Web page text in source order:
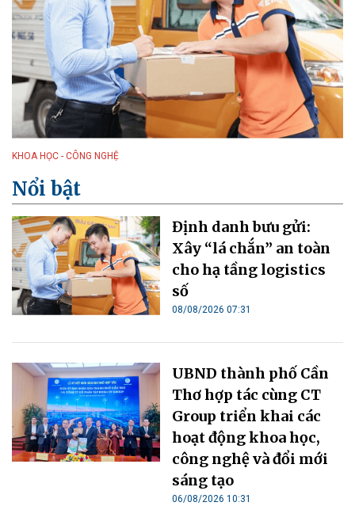
KHOA HỌC - CÔNG NGHỆ
Nổi bật
Định danh bưu gửi:
Xây “lá chắn” an toàn
cho hạ tầng logistics
số
08/08/2026 07:31
UBND thành phố Cần
Thơ hợp tác cùng CT
Group triển khai các
hoạt động khoa học,
công nghệ và đổi mới
sáng tạo
06/08/2026 10:31